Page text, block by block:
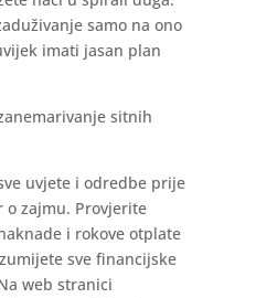
samo na ono
imati jasan plan
sitnih
uvjete i odredbe prije
o zajmu. Provjerite
i rokove otplate
sve financijske
web stranici